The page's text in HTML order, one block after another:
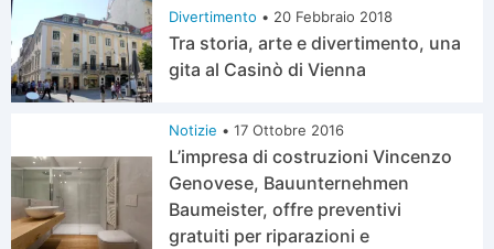
Divertimento • 20 Febbraio 2018
Tra storia, arte e divertimento, una
gita al Casinò di Vienna
Notizie • 17 Ottobre 2016
L’impresa di costruzioni Vincenzo
Genovese, Bauunternehmen
Baumeister, offre preventivi
gratuiti per riparazioni e